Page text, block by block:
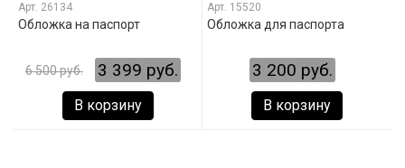
26134
Обложка на паспорт
6 500 руб. 3 399 руб.
В корзину
15520
Обложка для паспорта
3 200 руб.
В корзину